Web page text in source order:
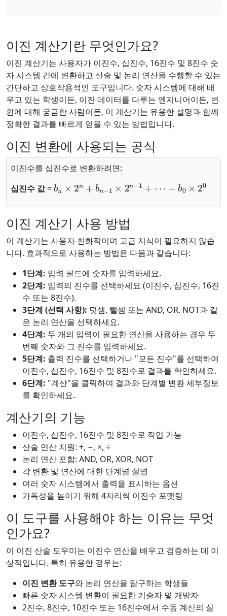
이진 계산기란 무엇인가요?
이진 계산기는 사용자가 이진수, 십진수, 16진수 및 8진수 숫
자 시스템 간에 변환하고 산술 및 논리 연산을 수행할 수 있는
간단하고 상호작용적인 도구입니다. 숫자 시스템에 대해 배
우고 있는 학생이든, 이진 데이터를 다루는 엔지니어이든, 변
환에 대해 궁금한 사람이든, 이 계산기는 유용한 설명과 함께
정확한 결과를 빠르게 얻을 수 있는 방법입니다.
이진 변환에 사용되는 공식
이진수를 십진수로 변환하려면:
십진수 값=
b n 1 ×
이진 계산기 사용 방법
이 계산기는 사용자 친화적이며 고급 지식이 필요하지 않습
니다. 효과적으로 사용하는 방법은 다음과 같습니다:
1단계: 입력 필드에 숫자를 입력하세요.
2단계: 입력의 진수를 선택하세요 (이진수, 십진수, 16진
수 또는 8진수).
3단계 (선택 사항): 덧셈, 뺄셈 또는 AND, OR, NOT과 같
은 논리 연산을 선택하세요.
4단계: 두 개의 입력이 필요한 연산을 사용하는 경우 두
번째 숫자와 그 진수를 입력하세요.
5단계: 출력 진수를 선택하거나 "모든 진수"를 선택하여
이진수, 십진수, 16진수 및 8진수로 결과를 확인하세요.
6단계: "계산"을 클릭하여 결과와 단계별 변환 세부정보
를 확인하세요.
계산기의 기능
이진수, 십진수, 16진수 및 8진수로 작업 가능
산술 연산 지원: +, −, ×, ÷
논리 연산 포함: AND, OR, XOR, NOT
각 변환 및 연산에 대한 단계별 설명
여러 숫자 시스템에서 출력을 표시하는 옵션
가독성을 높이기 위해 4자리씩 이진수 포맷팅
이 도구를 사용해야 하는 이유는 무엇
인가요?
이 이진 산술 도우미는 이진수 연산을 배우고 검증하는 데 이
상적입니다. 특히 유용한 경우는:
이진 변환 도구와 논리 연산을 탐구하는 학생들
빠른 숫자 시스템 변환이 필요한 기술자 및 개발자
2진수, 8진수, 10진수 또는 16진수에서 수동 계산의 실